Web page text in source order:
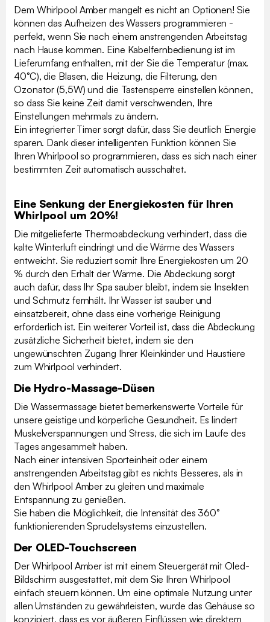
Dem Whirlpool Amber mangelt es nicht an Optionen! Sie
können das Aufheizen des Wassers programmieren -
perfekt, wenn Sie nach einem anstrengenden Arbeitstag
nach Hause kommen. Eine Kabelfernbedienung ist im
Lieferumfang enthalten, mit der Sie die Temperatur (max.
40°C), die Blasen, die Heizung, die Filterung, den
Ozonator (5,5W) und die Tastensperre einstellen können,
so dass Sie keine Zeit damit verschwenden, Ihre
Einstellungen mehrmals zu ändern.
Ein integrierter Timer sorgt dafür, dass Sie deutlich Energie
sparen. Dank dieser intelligenten Funktion können Sie
Ihren Whirlpool so programmieren, dass es sich nach einer
bestimmten Zeit automatisch ausschaltet.
Eine Senkung der Energiekosten für Ihren
Whirlpool um 20%!
Die mitgelieferte Thermoabdeckung verhindert, dass die
kalte Winterluft eindringt und die Wärme des Wassers
entweicht. Sie reduziert somit Ihre Energiekosten um 20
% durch den Erhalt der Wärme. Die Abdeckung sorgt
auch dafür, dass Ihr Spa sauber bleibt, indem sie Insekten
und Schmutz fernhält. Ihr Wasser ist sauber und
einsatzbereit, ohne dass eine vorherige Reinigung
erforderlich ist. Ein weiterer Vorteil ist, dass die Abdeckung
zusätzliche Sicherheit bietet, indem sie den
ungewünschten Zugang Ihrer Kleinkinder und Haustiere
zum Whirlpool verhindert.
Die Hydro-Massage-Düsen
Die Wassermassage bietet bemerkenswerte Vorteile für
unsere geistige und körperliche Gesundheit. Es lindert
Muskelverspannungen und Stress, die sich im Laufe des
Tages angesammelt haben.
Nach einer intensiven Sporteinheit oder einem
anstrengenden Arbeitstag gibt es nichts Besseres, als in
den Whirlpool Amber zu gleiten und maximale
Entspannung zu genießen.
Sie haben die Möglichkeit, die Intensität des 360°
funktionierenden Sprudelsystems einzustellen.
Der OLED-Touchscreen
Der Whirlpool Amber ist mit einem Steuergerät mit Oled-
Bildschirm ausgestattet, mit dem Sie Ihren Whirlpool
einfach steuern können. Um eine optimale Nutzung unter
allen Umständen zu gewährleisten, wurde das Gehäuse so
konzipiert, dass es vor äußeren Einflüssen wie direktem